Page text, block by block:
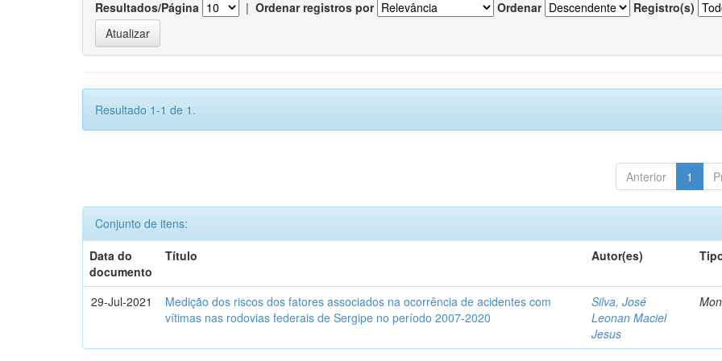
Resultados/Página | Ordenar registros por Ordenar Registro(s)
Resultado 1-1 de 1.
Anterior 1
Conjunto de itens:
Data do
documento
Título Autor(es)
29-Jul-2021
Medição dos riscos dos fatores associados na ocorrência de acidentes com
vítimas nas rodovias federais de Sergipe no período 2007-2020
Silva, José
Leonan Maciel
Jesus